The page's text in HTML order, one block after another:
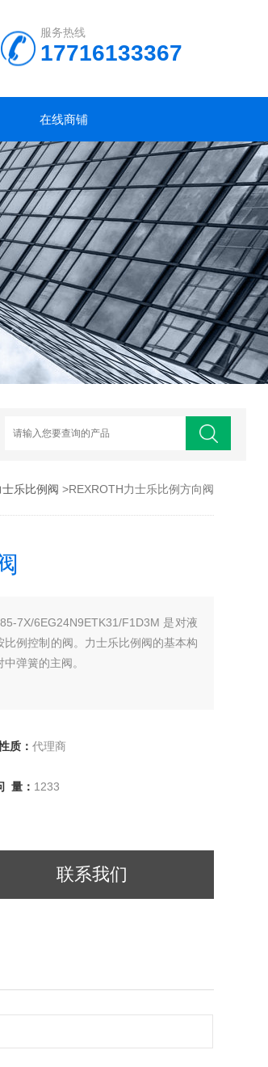
服务热线
17716133367
在线商铺
士乐比例阀 >REXROTH力士乐比例方向阀
7X/6EG24N9ETK31/F1D3M 是对液
例控制的阀。力士乐比例阀的基本构
弹簧的主阀。
质：代理商
量： 1233
联系我们